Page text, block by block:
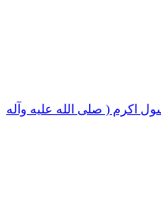
اکرم ( صلی الله علیه وآله